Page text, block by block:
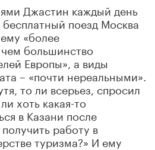
Джастин каждый день
бесплатный поезд Москва
«более
большинство
Европы», а виды
– «почти нереальными».
то ли всерьез, спросил
хоть какая-то
в Казани после
работу в
туризма?» И ему